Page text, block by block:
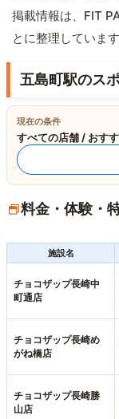
掲載情報は、FIT
とに整理しています
五島町駅のス
現在の条件
すべての店舗 / おす
料金・体験・
施設名
チョコザップ長崎中
町通店
チョコザップ長崎め
がね橋店
チョコザップ長崎勝
山店